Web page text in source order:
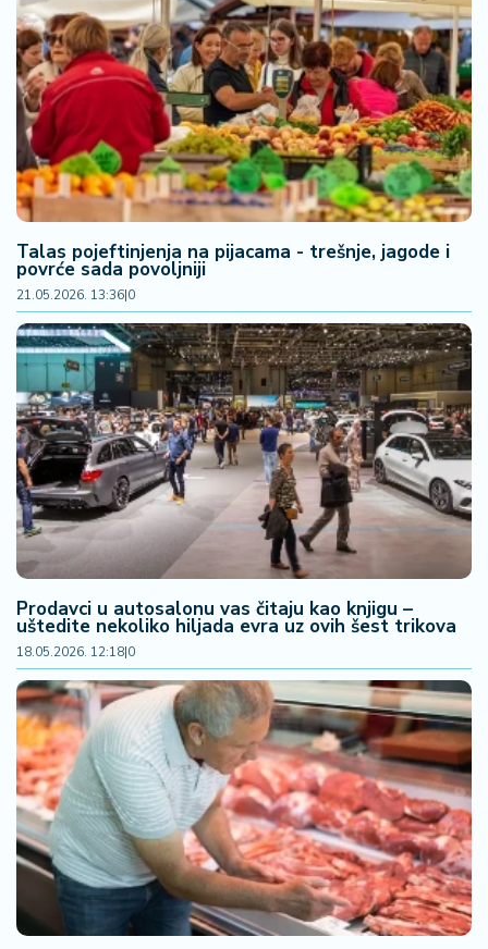
Talas pojeftinjenja na pijacama - trešnje, jagode i
povrće sada povoljniji
21.05.2026. 13:36|0
Prodavci u autosalonu vas čitaju kao knjigu –
uštedite nekoliko hiljada evra uz ovih šest trikova
18.05.2026. 12:18|0